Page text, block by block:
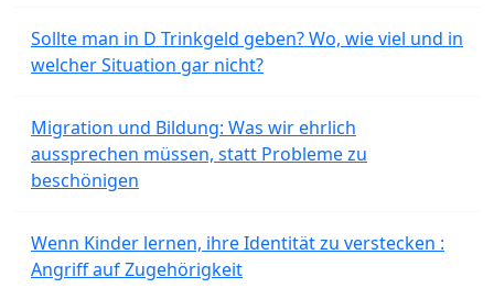
Sollte man in D Trinkgeld geben? Wo, wie viel und in
welcher Situation gar nicht?
Migration und Bildung: Was wir ehrlich
aussprechen müssen, statt Probleme zu
beschönigen
Wenn Kinder lernen, ihre Identität zu verstecken :
Angriff auf Zugehörigkeit